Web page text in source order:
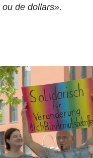
ou de dollars».